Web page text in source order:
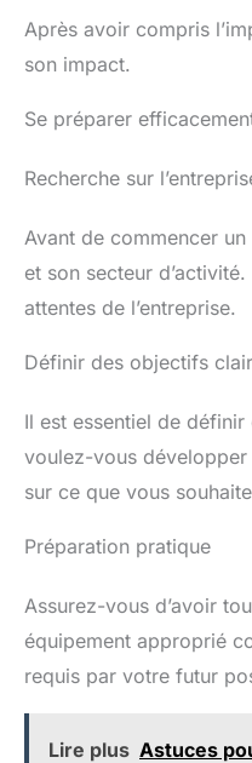
Après avoir compris
son impact.
Se préparer
Recherche sur
Avant de commencer
et son secteur
attentes de l’entreprise.
Définir des objectifs
Il est essentiel de définir
voulez-vous développer
sur ce que vous
Préparation pratique
Assurez-vous d’avoir
équipement approprié
requis par votre futur
Lire plus Astuces